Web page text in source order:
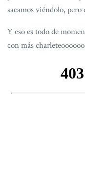
sacamos viéndolo,
Y eso es todo de
con más